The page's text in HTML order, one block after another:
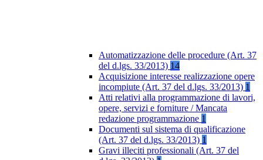
Automatizzazione delle procedure (Art. 37
del d.lgs. 33/2013) 14
Acquisizione interesse realizzazione opere
incompiute (Art. 37 del d.lgs. 33/2013) 1
Atti relativi alla programmazione di lavori,
opere, servizi e forniture / Mancata
redazione programmazione 1
Documenti sul sistema di qualificazione
(Art. 37 del d.lgs. 33/2013) 1
Gravi illeciti professionali (Art. 37 del